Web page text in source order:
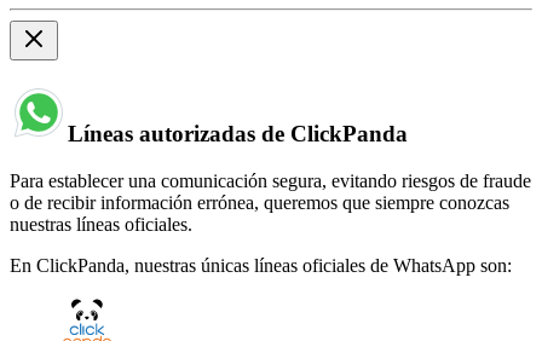
Líneas autorizadas de ClickPanda
Para establecer una comunicación segura, evitando riesgos de fraude
o de recibir información errónea, queremos que siempre conozcas
nuestras líneas oficiales.
En ClickPanda, nuestras únicas líneas oficiales de WhatsApp son: